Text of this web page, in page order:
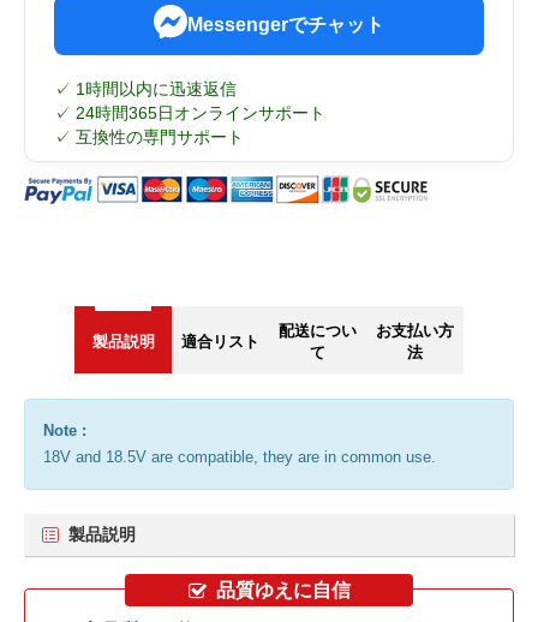
Messengerでチャット
✓ 1時間以内に迅速返信
✓ 24時間365日オンラインサポート
✓ 互換性の専門サポート
製品説明 適合リスト
配送につい
て
お支払い方
法
Note :
18V and 18.5V are compatible, they are in common use.
製品説明
品質ゆえに自信